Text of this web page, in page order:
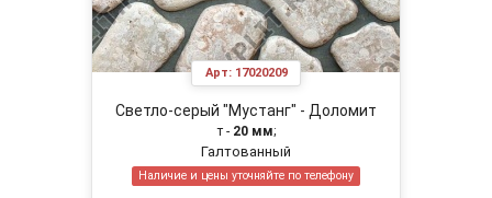
Арт: 17020209
Светло-серый "Мустанг" - Доломит
т - 20 мм;
Галтованный
Наличие и цены уточняйте по телефону